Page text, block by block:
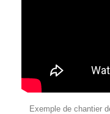
Exemple de chantier